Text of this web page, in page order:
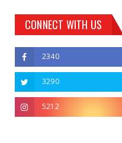
CONNECT WITH US
2340
3290
5212